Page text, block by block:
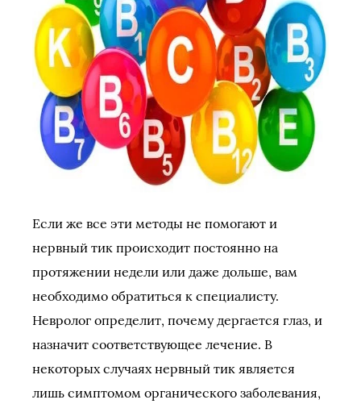
Если же все эти методы не помогают и
нервный тик происходит постоянно на
протяжении недели или даже дольше, вам
необходимо обратиться к специалисту.
Невролог определит, почему дергается глаз, и
назначит соответствующее лечение. В
некоторых случаях нервный тик является
лишь симптомом органического заболевания,